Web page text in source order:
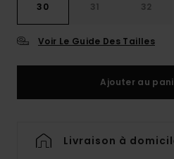
30 31 32
Voir Le Guide Des Tailles
Ajouter au
Livraison à